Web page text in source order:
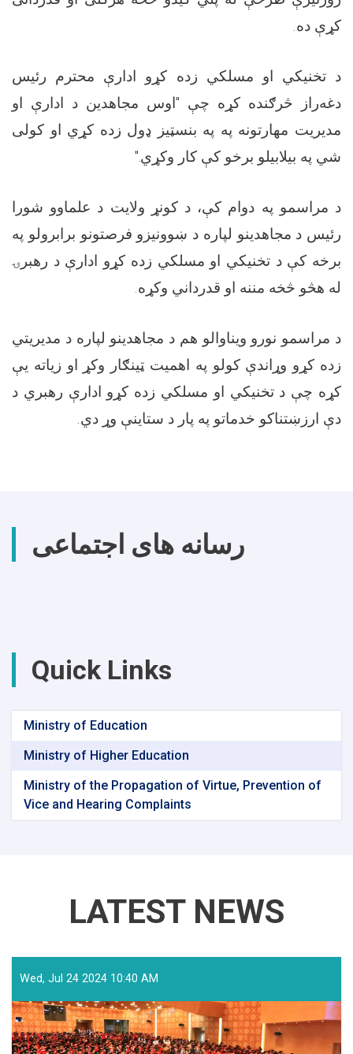
کړې ده.
د تخنیکي او مسلکي زده کړو ادارې محترم رئیس
دغه‌راز څرګنده کړه چې "اوس مجاهدین د ادارې او
مدیریت مهارتونه په په بنسټيز ډول زده کړي او کولی
شي په بیلابیلو برخو کې کار وکړي."
د مراسمو په دوام کې، د کونړ ولایت د علماوو شورا
رئیس د مجاهدینو لپاره د ښوونیزو فرصتونو برابرولو په
برخه کې د تخنیکي او مسلکي زده کړو ادارې د رهبرۍ
له هڅو څخه مننه او قدرداني وکړه.
د مراسمو نورو ویناوالو هم د مجاهدینو لپاره د مدیریتي
زده کړو وړاندې کولو په اهمیت ټینګار وکړ او زیاته یې
کړه چې د تخنیکي او مسلکي زده کړو ادارې رهبري د
دې ارزښتناکو خدماتو په پار د ستاینې وړ دي.
رسانه های اجتماعی
Quick Links
Ministry of Education
Ministry of Higher Education
Ministry of the Propagation of Virtue, Prevention of
Vice and Hearing Complaints
LATEST NEWS
Wed, Jul 24 2024 10:40 AM